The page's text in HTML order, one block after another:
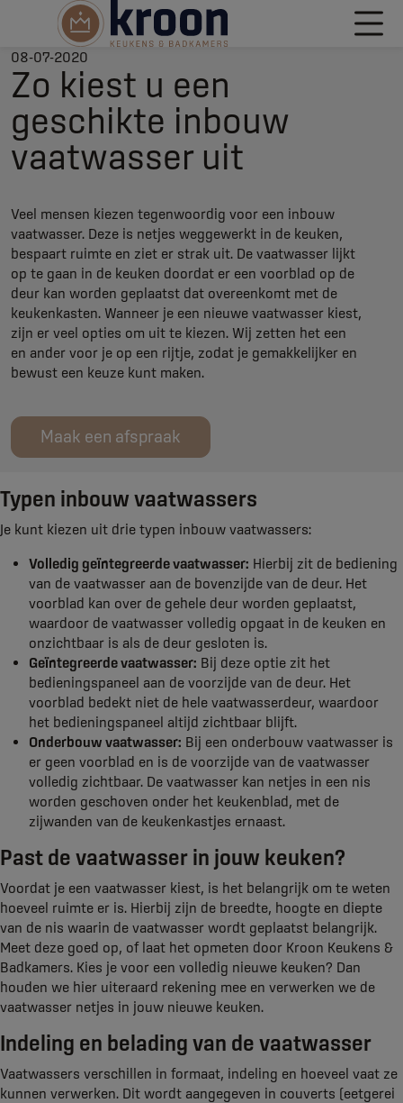
08-07-2020
Zo kiest u een
geschikte inbouw
vaatwasser uit
Veel mensen kiezen tegenwoordig voor een inbouw
vaatwasser. Deze is netjes weggewerkt in de keuken,
bespaart ruimte en ziet er strak uit. De vaatwasser lijkt
op te gaan in de keuken doordat er een voorblad op de
deur kan worden geplaatst dat overeenkomt met de
keukenkasten. Wanneer je een nieuwe vaatwasser kiest,
zijn er veel opties om uit te kiezen. Wij zetten het een
en ander voor je op een rijtje, zodat je gemakkelijker en
bewust een keuze kunt maken.
Maak een afspraak
Typen inbouw vaatwassers
Je kunt kiezen uit drie typen inbouw vaatwassers:
Volledig geïntegreerde vaatwasser: Hierbij zit de bediening
van de vaatwasser aan de bovenzijde van de deur. Het
voorblad kan over de gehele deur worden geplaatst,
waardoor de vaatwasser volledig opgaat in de keuken en
onzichtbaar is als de deur gesloten is.
Geïntegreerde vaatwasser: Bij deze optie zit het
bedieningspaneel aan de voorzijde van de deur. Het
voorblad bedekt niet de hele vaatwasserdeur, waardoor
het bedieningspaneel altijd zichtbaar blijft.
Onderbouw vaatwasser: Bij een onderbouw vaatwasser is
er geen voorblad en is de voorzijde van de vaatwasser
volledig zichtbaar. De vaatwasser kan netjes in een nis
worden geschoven onder het keukenblad, met de
zijwanden van de keukenkastjes ernaast.
Past de vaatwasser in jouw keuken?
Voordat je een vaatwasser kiest, is het belangrijk om te weten
hoeveel ruimte er is. Hierbij zijn de breedte, hoogte en diepte
van de nis waarin de vaatwasser wordt geplaatst belangrijk.
Meet deze goed op, of laat het opmeten door Kroon Keukens &
Badkamers. Kies je voor een volledig nieuwe keuken? Dan
houden we hier uiteraard rekening mee en verwerken we de
vaatwasser netjes in jouw nieuwe keuken.
Indeling en belading van de vaatwasser
Vaatwassers verschillen in formaat, indeling en hoeveel vaat ze
kunnen verwerken. Dit wordt aangegeven in couverts (eetgerei